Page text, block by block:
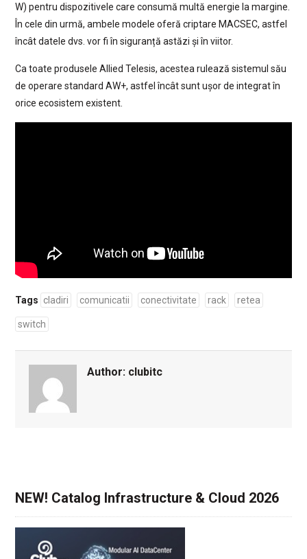
W) pentru dispozitivele care consumă multă energie la margine.
În cele din urmă, ambele modele oferă criptare MACSEC, astfel
încât datele dvs. vor fi în siguranță astăzi și în viitor.
Ca toate produsele Allied Telesis, acestea rulează sistemul său
de operare standard AW+, astfel încât sunt ușor de integrat în
orice ecosistem existent.
Tags cladiri comunicatii conectivitate rack retea
switch
Author: clubitc
NEW! Catalog Infrastructure & Cloud 2026